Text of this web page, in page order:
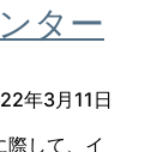
ター
年3月11日
際して、イ